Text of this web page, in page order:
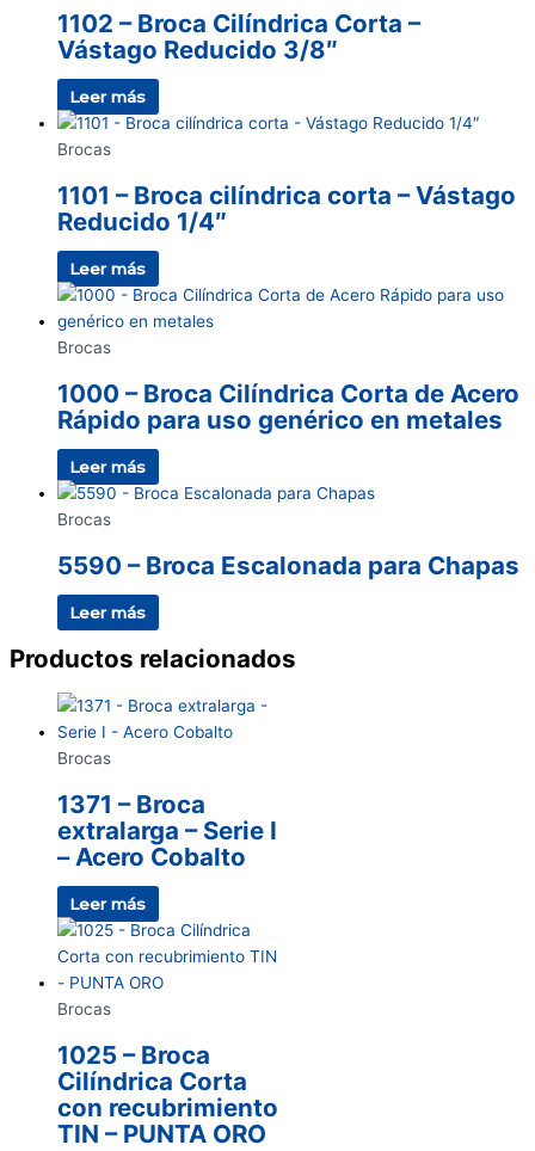
1102 – Broca Cilíndrica Corta –
Vástago Reducido 3/8″
Leer más
Brocas
1101 – Broca cilíndrica corta – Vástago
Reducido 1/4″
Leer más
Brocas
1000 – Broca Cilíndrica Corta de Acero
Rápido para uso genérico en metales
Leer más
Brocas
5590 – Broca Escalonada para Chapas
Leer más
Productos relacionados
Brocas
1371 – Broca
extralarga – Serie I
– Acero Cobalto
Leer más
Brocas
1025 – Broca
Cilíndrica Corta
con recubrimiento
TIN – PUNTA ORO